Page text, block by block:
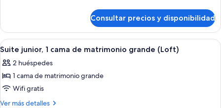
matrimonio
grande
(Mobility,
Roll-
In
Shower)
junior,
cama
matrimonio
grande
Roll-
In
Consultar precios y disponibilidad
Abrir
todas
las
fotos
de
Suite
7
Suite junior, 1 cama de matrimonio grande (Loft)
2 huéspedes
1 cama de matrimonio grande
Wifi gratis
Ver más detalles
Más